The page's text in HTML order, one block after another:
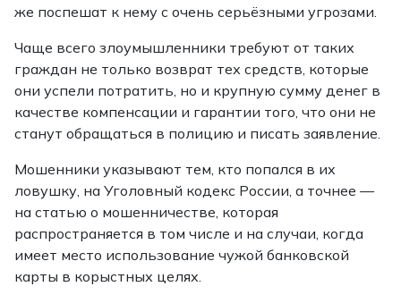
же поспешат к нему с очень серьёзными угрозами.
Чаще всего злоумышленники требуют от таких
граждан не только возврат тех средств, которые
они успели потратить, но и крупную сумму денег в
качестве компенсации и гарантии того, что они не
станут обращаться в полицию и писать заявление.
Мошенники указывают тем, кто попался в их
ловушку, на Уголовный кодекс России, а точнее —
на статью о мошенничестве, которая
распространяется в том числе и на случаи, когда
имеет место использование чужой банковской
карты в корыстных целях.